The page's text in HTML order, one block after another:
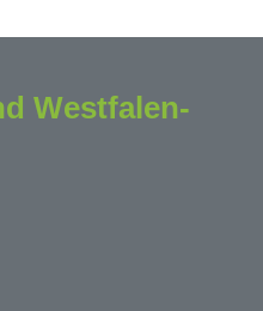
Westfalen-